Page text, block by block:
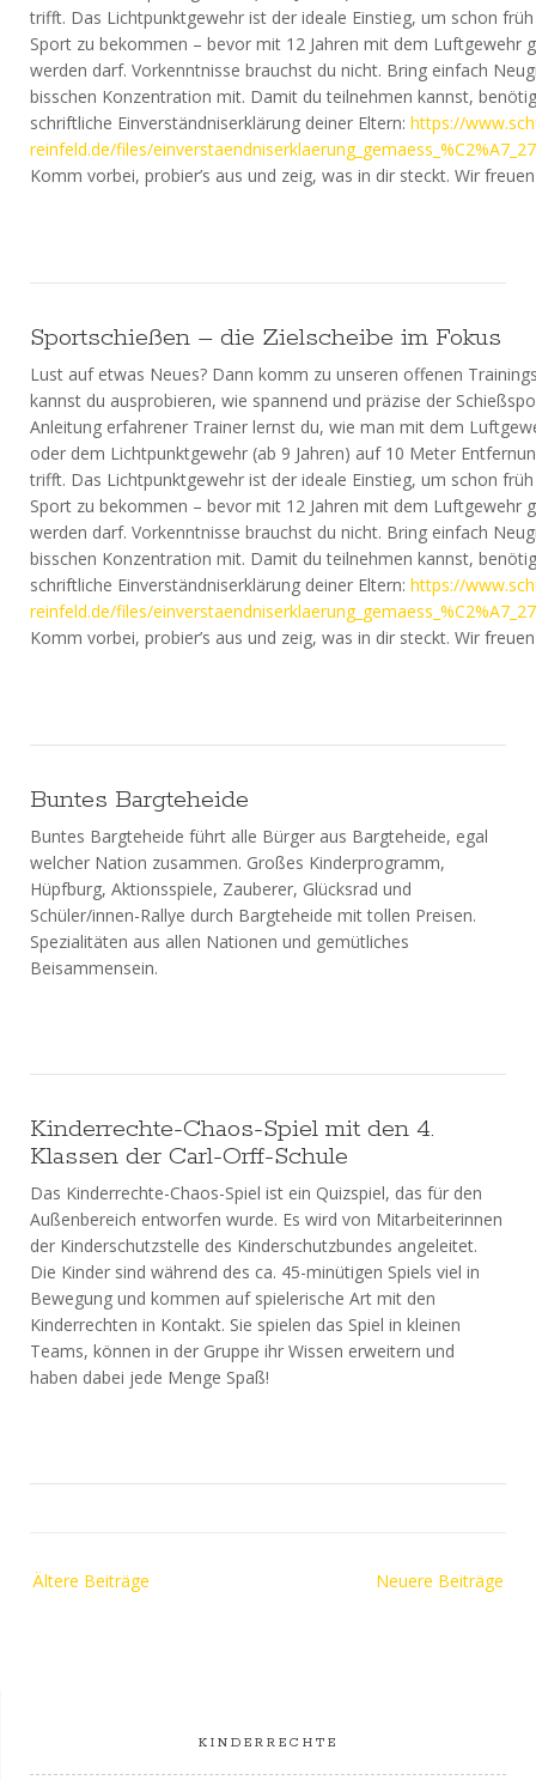
trifft. Das Lichtpunktgewehr ist der ideale Einstieg, um schon
Sport zu bekommen – bevor mit 12 Jahren mit dem Luftgewehr
werden darf. Vorkenntnisse brauchst du nicht. Bring einfach
bisschen Konzentration mit. Damit du teilnehmen kannst,
schriftliche Einverständniserklärung deiner Eltern: https://
reinfeld.de/files/
Komm vorbei, probier’s aus und zeig, was in dir steckt. Wir
Sportschießen – die Zielscheibe im Fokus
Lust auf etwas Neues? Dann komm zu unseren offenen
kannst du ausprobieren, wie spannend und präzise der
Anleitung erfahrener Trainer lernst du, wie man mit dem
oder dem Lichtpunktgewehr (ab 9 Jahren) auf 10 Meter
trifft. Das Lichtpunktgewehr ist der ideale Einstieg, um schon
Sport zu bekommen – bevor mit 12 Jahren mit dem Luftgewehr
werden darf. Vorkenntnisse brauchst du nicht. Bring einfach
bisschen Konzentration mit. Damit du teilnehmen kannst,
schriftliche Einverständniserklärung deiner Eltern: https://
reinfeld.de/files/
Komm vorbei, probier’s aus und zeig, was in dir steckt. Wir
Buntes Bargteheide
Buntes Bargteheide führt alle Bürger aus Bargteheide, egal
welcher Nation zusammen. Großes Kinderprogramm,
Hüpfburg, Aktionsspiele, Zauberer, Glücksrad und
Schüler/innen-Rallye durch Bargteheide mit tollen Preisen.
Spezialitäten aus allen Nationen und gemütliches
Beisammensein.
Kinderrechte-Chaos-Spiel mit den 4.
Klassen der Carl-Orff-Schule
Das Kinderrechte-Chaos-Spiel ist ein Quizspiel, das für den
Außenbereich entworfen wurde. Es wird von Mitarbeiterinnen
der Kinderschutzstelle des Kinderschutzbundes angeleitet.
Die Kinder sind während des ca. 45-minütigen Spiels viel in
Bewegung und kommen auf spielerische Art mit den
Kinderrechten in Kontakt. Sie spielen das Spiel in kleinen
Teams, können in der Gruppe ihr Wissen erweitern und
haben dabei jede Menge Spaß!
Beitragsnavigation
Ältere Beiträge Neuere Beiträge
KINDERRECHTE